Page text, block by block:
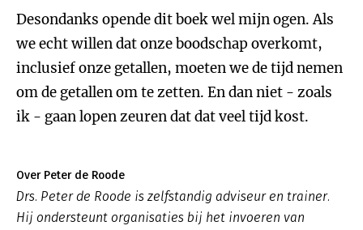
Desondanks opende dit boek wel mijn ogen. Als
we echt willen dat onze boodschap overkomt,
inclusief onze getallen, moeten we de tijd nemen
om de getallen om te zetten. En dan niet - zoals
ik - gaan lopen zeuren dat dat veel tijd kost.
Over Peter de Roode
Drs. Peter de Roode is zelfstandig adviseur en trainer.
Hij ondersteunt organisaties bij het invoeren van